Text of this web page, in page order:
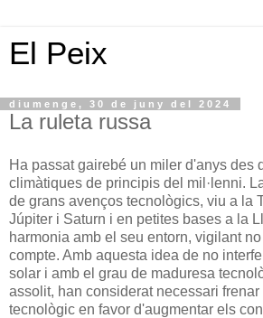
El Peix
diumenge, 30 de juny del 2024
La ruleta russa
Ha passat gairebé un miler d'anys des
climàtiques de principis del mil·lenni.
de grans avenços tecnològics, viu a la
Júpiter i Saturn i en petites bases a la
harmonia amb el seu entorn, vigilant
compte. Amb aquesta idea de no
solar i amb el grau de maduresa
assolit, han considerat necessari
tecnològic en favor d'augmentar els